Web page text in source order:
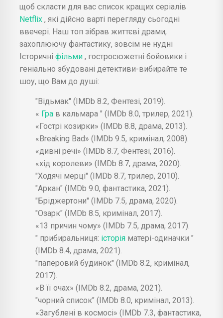
щоб скласти для вас список кращих серіалів
Netflix , які дійсно варті перегляду сьогодні
ввечері. Наш топ зібрав життєві драми,
захоплюючу фантастику, зовсім не нудні
Історичні фільми , гостросюжетні бойовики і
геніально збудовані детективи-вибирайте те
шоу, що Вам до душі:
"Відьмак" (IMDb 8.2, Фентезі, 2019).
« Гра в кальмара " (IMDb 8.0, трилер, 2021).
«Гострі козирки» (IMDb 8.8, драма, 2013).
«Breaking Bad» (IMDb 9.5, кримінал, 2008).
«дивні речі» (IMDb 8.7, Фентезі, 2016).
«хід королеви» (IMDb 8.7, драма, 2020).
"Ходячі мерці" (IMDb 8.7, трилер, 2010).
"Аркан" (IMDb 9.0, фантастика, 2021).
"Бріджертони" (IMDb 7.5, драма, 2020).
"Озарк" (IMDb 8.5, кримінал, 2017).
«13 причин чому» (IMDb 7.5, драма, 2017).
" прибиральниця: історія матері-одиначки "
(IMDb 8.4, драма, 2021).
"паперовий будинок" (IMDb 8.2, кримінал,
2017).
«В її очах» (IMDb 8.2, драма, 2021).
"чорний список" (IMDb 8.0, кримінал, 2013).
«Загублені в космосі» (IMDb 7.3, фантастика,